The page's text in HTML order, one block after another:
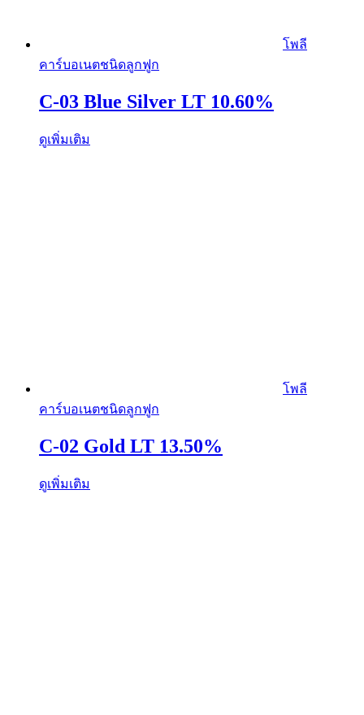
โพลี
คาร์บอเนตชนิดลูกฟูก
C-03 Blue Silver LT 10.60%
ดูเพิ่มเติม
โพลี
คาร์บอเนตชนิดลูกฟูก
C-02 Gold LT 13.50%
ดูเพิ่มเติม